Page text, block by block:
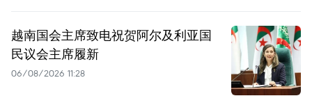
越南国会主席致电祝贺阿尔及利亚国
民议会主席履新
06/08/2026 11:28